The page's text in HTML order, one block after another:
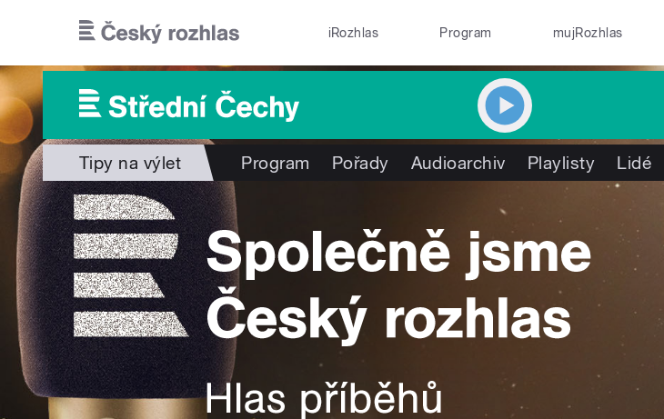
iRozhlas Program mujRozhlas
Tipy na výlet Program Pořady Audioarchiv Playlisty Lidé